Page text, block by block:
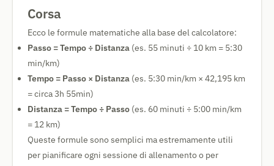
Corsa
Ecco le formule matematiche alla base del calcolatore:
Passo = Tempo ÷ Distanza (es. 55 minuti ÷ 10 km = 5:30
min/km)
Tempo = Passo × Distanza (es. 5:30 min/km × 42,195 km
= circa 3h 55min)
Distanza = Tempo ÷ Passo (es. 60 minuti ÷ 5:00 min/km
= 12 km)
Queste formule sono semplici ma estremamente utili
per pianificare ogni sessione di allenamento o per